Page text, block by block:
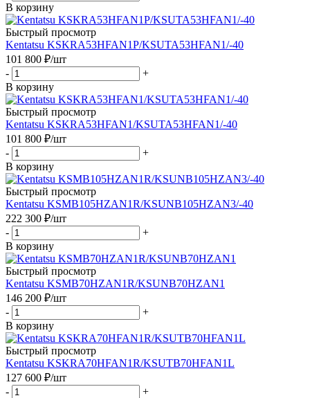
В корзину
Быстрый просмотр
Kentatsu KSKRA53HFAN1P/KSUTA53HFAN1/-40
101 800 ₽/шт
-
+
В корзину
Быстрый просмотр
Kentatsu KSKRA53HFAN1/KSUTA53HFAN1/-40
101 800 ₽/шт
-
+
В корзину
Быстрый просмотр
Kentatsu KSMB105HZAN1R/KSUNB105HZAN3/-40
222 300 ₽/шт
-
+
В корзину
Быстрый просмотр
Kentatsu KSMB70HZAN1R/KSUNB70HZAN1
146 200 ₽/шт
-
+
В корзину
Быстрый просмотр
Kentatsu KSKRA70HFAN1R/KSUTB70HFAN1L
127 600 ₽/шт
-
+